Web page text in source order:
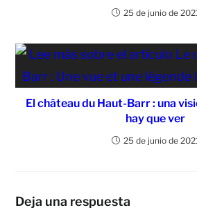
25 de junio de
El château du Haut-Barr : una
hay que ver
25 de junio de
Deja una respuesta